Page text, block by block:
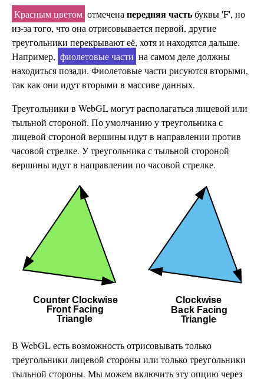
Красным цветом отмечена передняя частьбуквы 'F', но
из-за того, что она отрисовывается первой, другие
треугольники перекрывают её, хотя и находятся дальше.
Например, фиолетовые части на самом деле должны
находиться позади. Фиолетовые части рисуются вторыми,
так как они идут вторыми в массиве данных.
Треугольники в WebGL могут располагаться лицевой или
тыльной стороной. По умолчанию у треугольника с
лицевой стороной вершины идут в направлении против
часовой стрелке. У треугольника с тыльной стороной
вершины идут в направлении по часовой стрелке.
В WebGL есть возможность отрисовывать только
треугольники лицевой стороны или только треугольники
тыльной стороны. Мы можем включить эту опцию через